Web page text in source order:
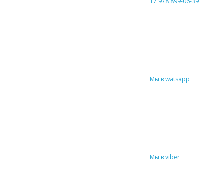
Мы в watsapp
Мы в viber